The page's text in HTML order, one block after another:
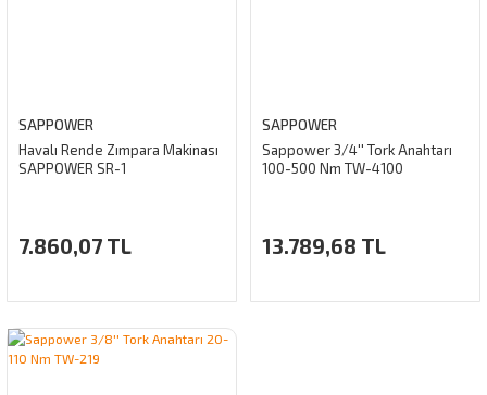
SAPPOWER
Havalı Rende Zımpara Makinası
SAPPOWER SR-1
7.860,07 TL
SAPPOWER
Sappower 3/4'' Tork Anahtarı
100-500 Nm TW-4100
13.789,68 TL